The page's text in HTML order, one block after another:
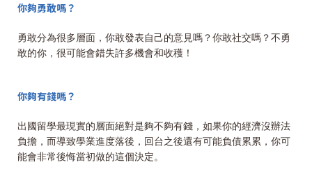
你夠勇敢嗎？
勇敢分為很多層面，你敢發表自己的意見嗎？你敢社交嗎？不勇
敢的你，很可能會錯失許多機會和收穫！
你夠有錢嗎？
出國留學最現實的層面絕對是夠不夠有錢，如果你的經濟沒辦法
負擔，而導致學業進度落後，回台之後還有可能負債累累，你可
能會非常後悔當初做的這個決定。